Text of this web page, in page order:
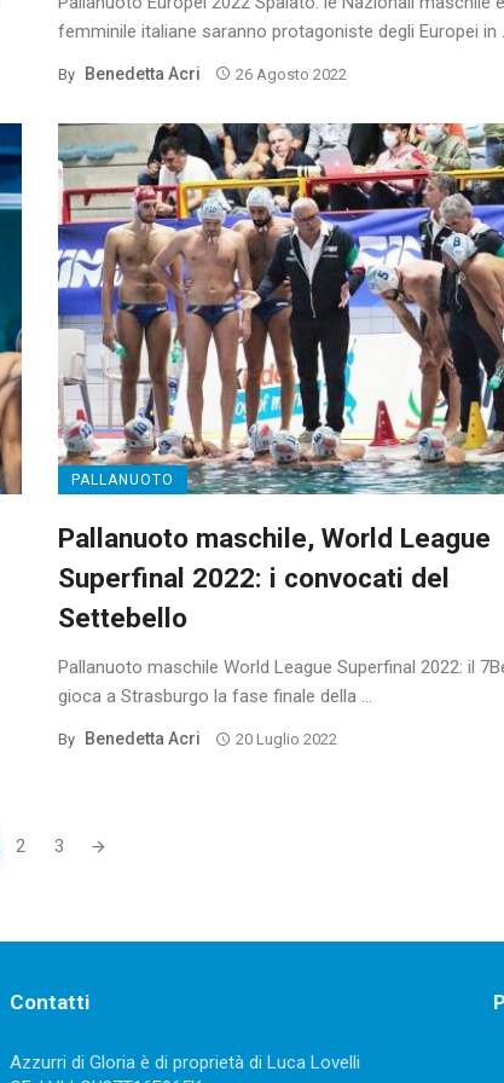
femminile italiane saranno protagoniste degli Europei in
By Benedetta Acri 26 Agosto 2022
PALLANUOTO
Pallanuoto maschile, World League
Superfinal 2022: i convocati del
Settebello
Pallanuoto maschile World League Superfinal 2022: il
gioca a Strasburgo la fase finale della ...
By Benedetta Acri 20 Luglio 2022
2 3
Contatti
Azzurri di Gloria è di proprietà di Luca Lovelli